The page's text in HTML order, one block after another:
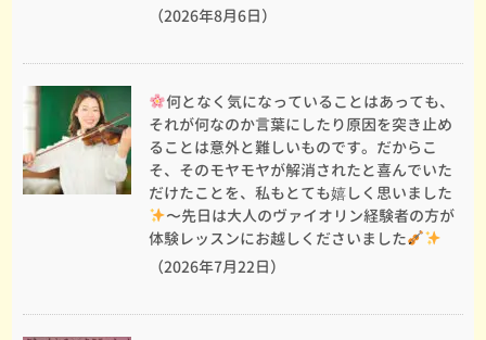
（2026年8月6日）
何となく気になっていることはあっても、
それが何なのか言葉にしたり原因を突き止め
ることは意外と難しいものです。だからこ
そ、そのモヤモヤが解消されたと喜んでいた
だけたことを、私もとても嬉しく思いました
〜先日は大人のヴァイオリン経験者の方が
体験レッスンにお越しくださいました
（2026年7月22日）